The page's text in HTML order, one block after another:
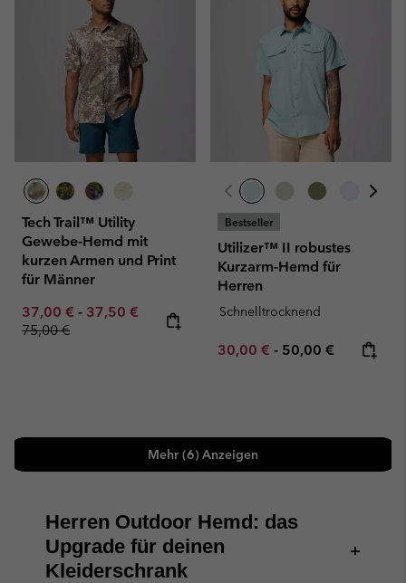
Tech Trail™ Utility
Gewebe-Hemd mit
kurzen Armen und Print
für Männer
Minimum sale price:
37,00 € - Maximum sale price:
37,50 € Regular price:
75,00 €
Bestseller
Utilizer™ II robustes
Kurzarm-Hemd für
Herren
Schnelltrocknend
Minimum sale price:
30,00 € - Maximum price:
50,00 €
Mehr (6) Anzeigen
Herren Outdoor Hemd: das
Upgrade für deinen
Kleiderschrank
+